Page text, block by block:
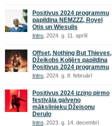
Positivus 2024 programmu
papildina NEMZZZ, Royel
Otis un Wiesulis
Intro , 2024. g. 11. aprīlī
Offset, Nothing But Thieves,
Džeikobs Koljērs papildina
Positivus 2024 programmu
Intro , 2024. g. 8. februārī
Positivus 2024 izziņo pirmo
festivāla galveno
mākslinieku Džeisonu
Derulo
Intro , 2023. g. 14. decembrī